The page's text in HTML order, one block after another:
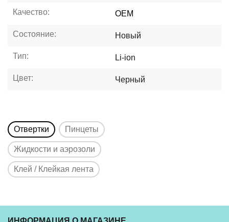
Качество: OEM
Состояние: Новый
Тип: Li-ion
Цвет: Черный
Отвертки Пинцеты
Жидкости и аэрозоли
Клей / Клейкая лента